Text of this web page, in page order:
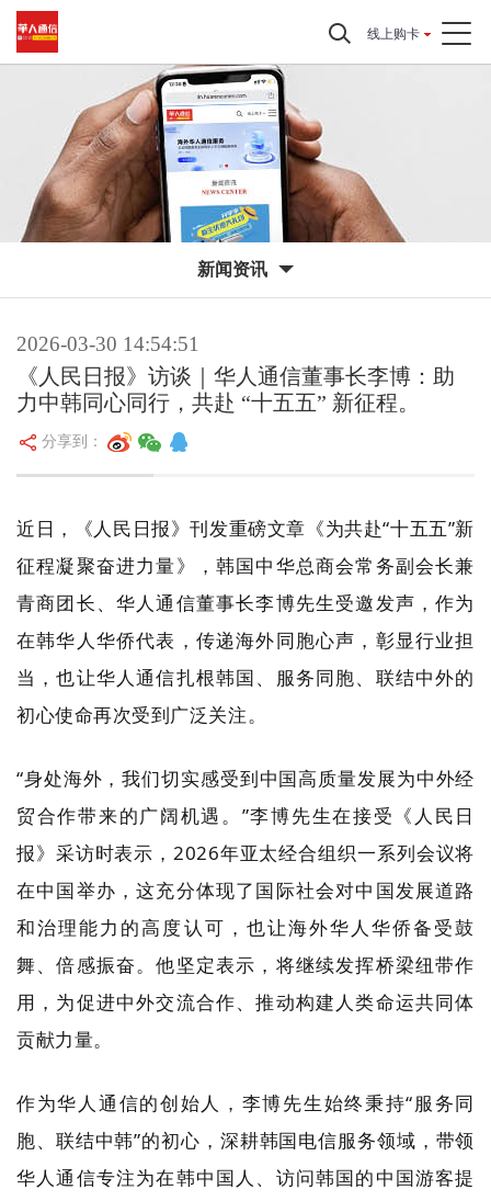
线上购卡
新闻资讯
2026-03-30 14:54:51
《人民日报》访谈｜华人通信董事长李博：助
力中韩同心同行，共赴 “十五五” 新征程。
分享到：
近日，《人民日报》刊发重磅文章《为共赴“十五五”新
征程凝聚奋进力量》，韩国中华总商会常务副会长兼
青商团长、华人通信董事长李博先生受邀发声，作为
在韩华人华侨代表，传递海外同胞心声，彰显行业担
当，也让华人通信扎根韩国、服务同胞、联结中外的
初心使命再次受到广泛关注。
“身处海外，我们切实感受到中国高质量发展为中外经
贸合作带来的广阔机遇。”李博先生在接受《人民日
报》采访时表示，2026年亚太经合组织一系列会议将
在中国举办，这充分体现了国际社会对中国发展道路
和治理能力的高度认可，也让海外华人华侨备受鼓
舞、倍感振奋。他坚定表示，将继续发挥桥梁纽带作
用，为促进中外交流合作、推动构建人类命运共同体
贡献力量。
作为华人通信的创始人，李博先生始终秉持“服务同
胞、联结中韩”的初心，深耕韩国电信服务领域，带领
华人通信专注为在韩中国人、访问韩国的中国游客提